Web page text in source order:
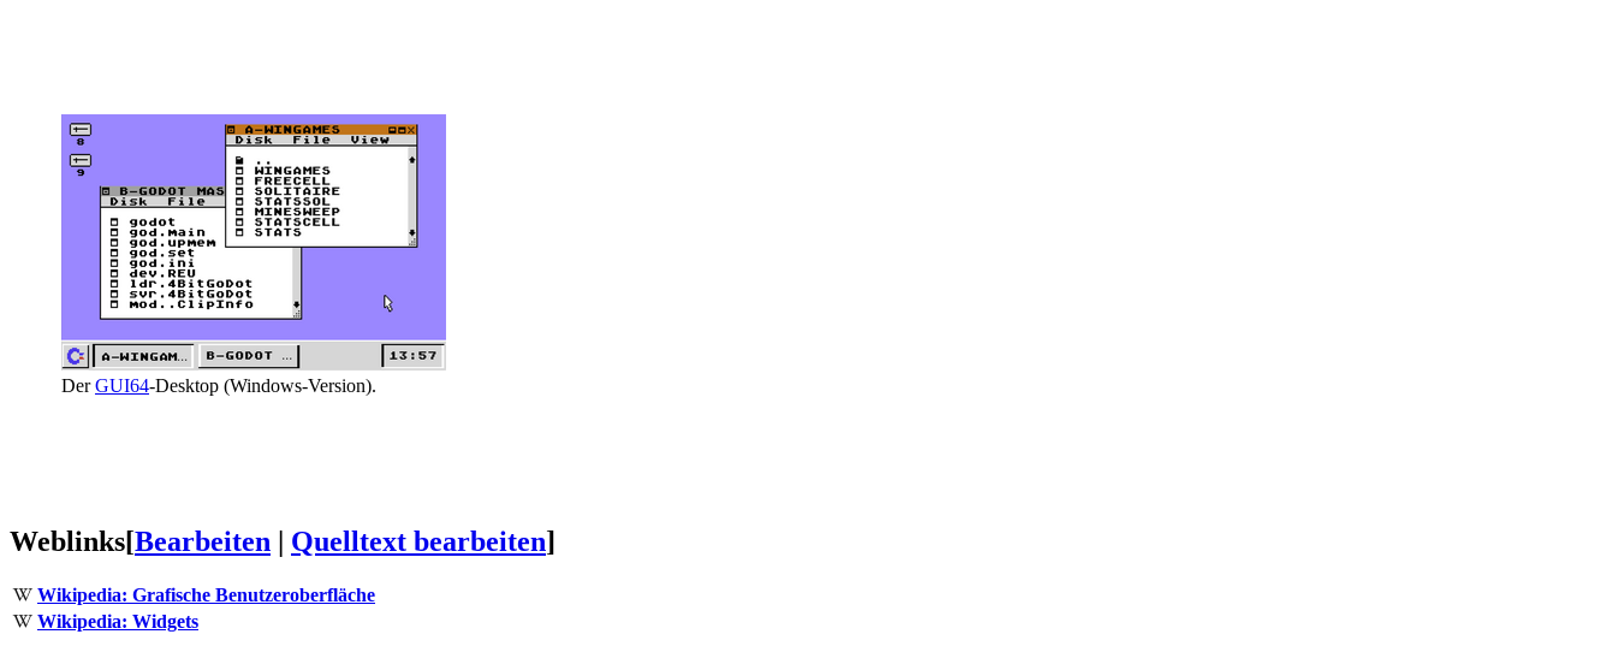
DerGUI64-Desktop (Windows-Version).
Weblinks[Bearbeiten | Quelltext bearbeiten]
Wikipedia: Grafische Benutzeroberfläche
Wikipedia: Widgets